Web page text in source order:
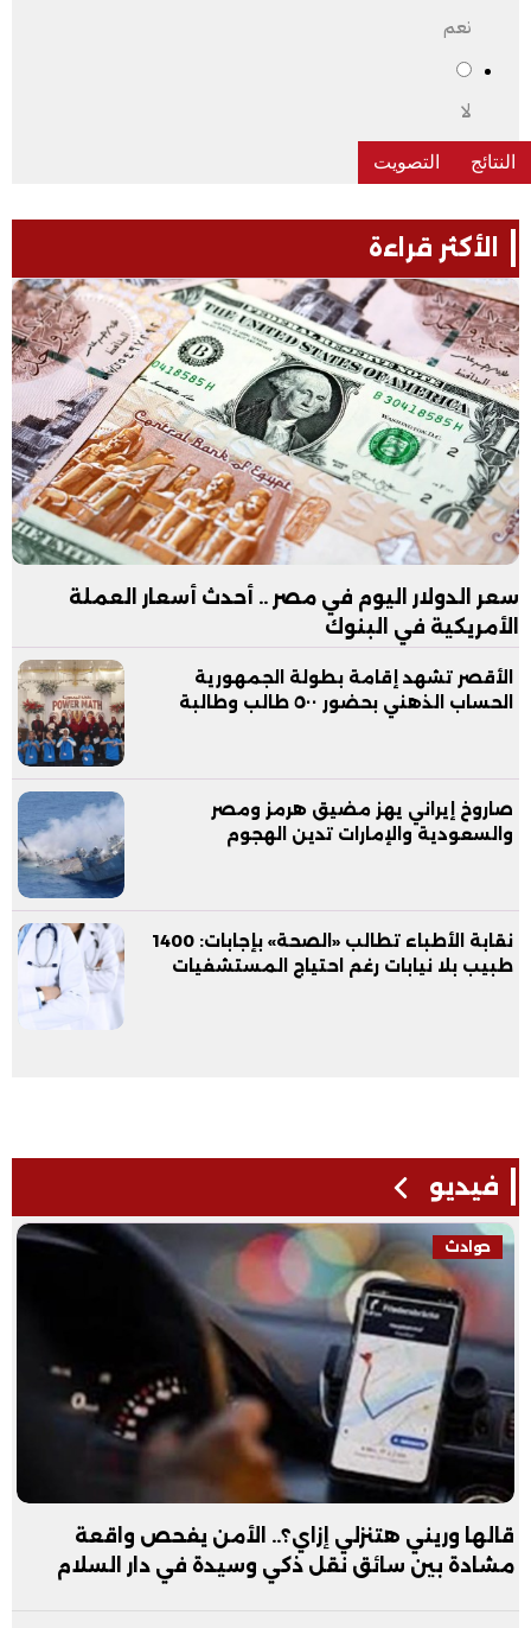
نعم
لا
الأكثر قراءة
سعر الدولار اليوم في مصر .. أحدث أسعار العملة
الأمريكية في البنوك
الأقصر تشهد إقامة بطولة الجمهورية
الحساب الذهني بحضور ٥٠٠ طالب وطالبة
صاروخ إيراني يهز مضيق هرمز ومصر
والسعودية والإمارات تدين الهجوم
نقابة الأطباء تطالب «الصحة» بإجابات: 1400
طبيب بلا نيابات رغم احتياج المستشفيات
فيديو
حوادث
قالها وريني هتنزلي إزاي؟.. الأمن يفحص واقعة
مشادة بين سائق نقل ذكي وسيدة في دار السلام